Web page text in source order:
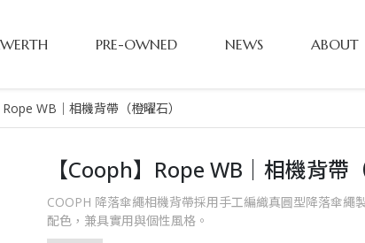
PRE-OWNED NEWS ABOUT
Rope WB｜相機背帶（橙曜石）
【Cooph】Rope WB｜相機背帶
COOPH 降落傘繩相機背帶採用手工編織真圓型降落傘繩
配色，兼具實用與個性風格。